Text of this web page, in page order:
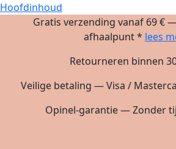
Hoofdinhoud
Gratis verzending vanaf 69 €
afhaalpunt * lees
Retourneren binnen
Veilige betaling — Visa /
Opinel-garantie — Zonder